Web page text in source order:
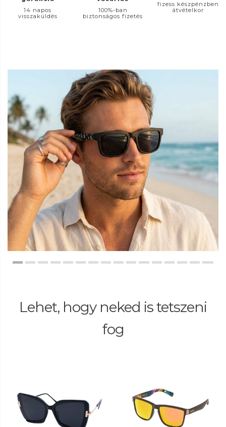
14 napos
visszaküldés
100%-ban
biztonságos fizetés
fizess készpénzben
átvételkor
Lehet, hogy neked is tetszeni
fog